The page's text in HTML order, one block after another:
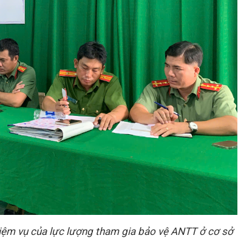
vụ của lực lượng tham gia bảo vệ ANTT ở cơ sở